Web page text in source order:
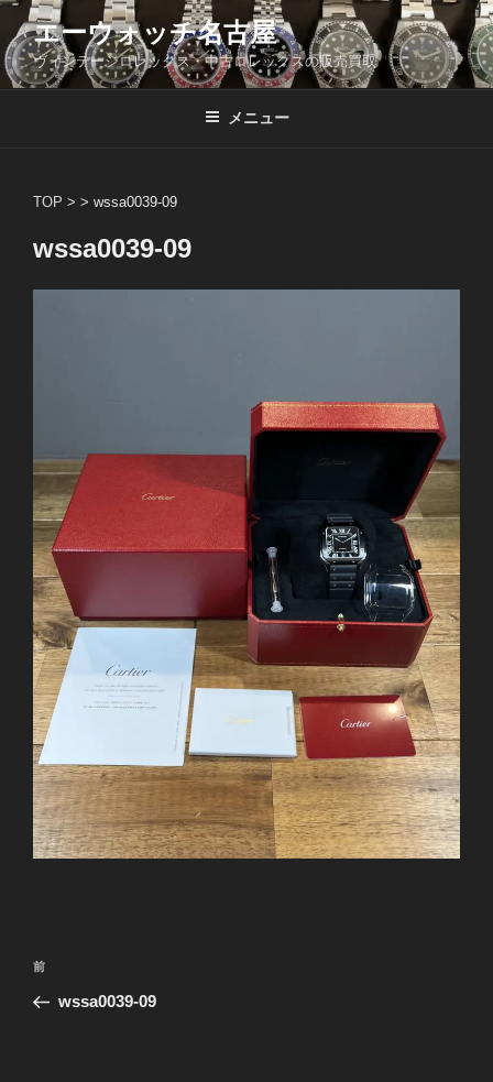
コ
ン
テ
ン
エーウォッチ名古屋
ヴィンテージロレックス・中古ロレックスの販売買取
メニュー
TOP > > wssa0039-09
wssa0039-09
投
ナ
前
の
前
wssa0039-09